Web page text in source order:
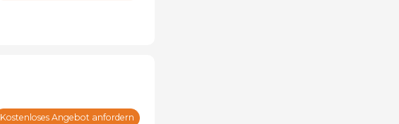
Kostenloses Angebot anfordern